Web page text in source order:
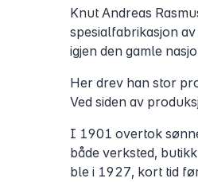
Knut Andreas
spesialfabrikasjon
igjen den gamle
Her drev han stor
Ved siden av
I 1901 overtok
både verksted,
ble i 1927, kort tid